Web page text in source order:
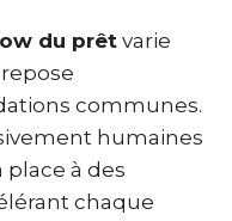
du prêtvarie
communes.
humaines
à des
chaque